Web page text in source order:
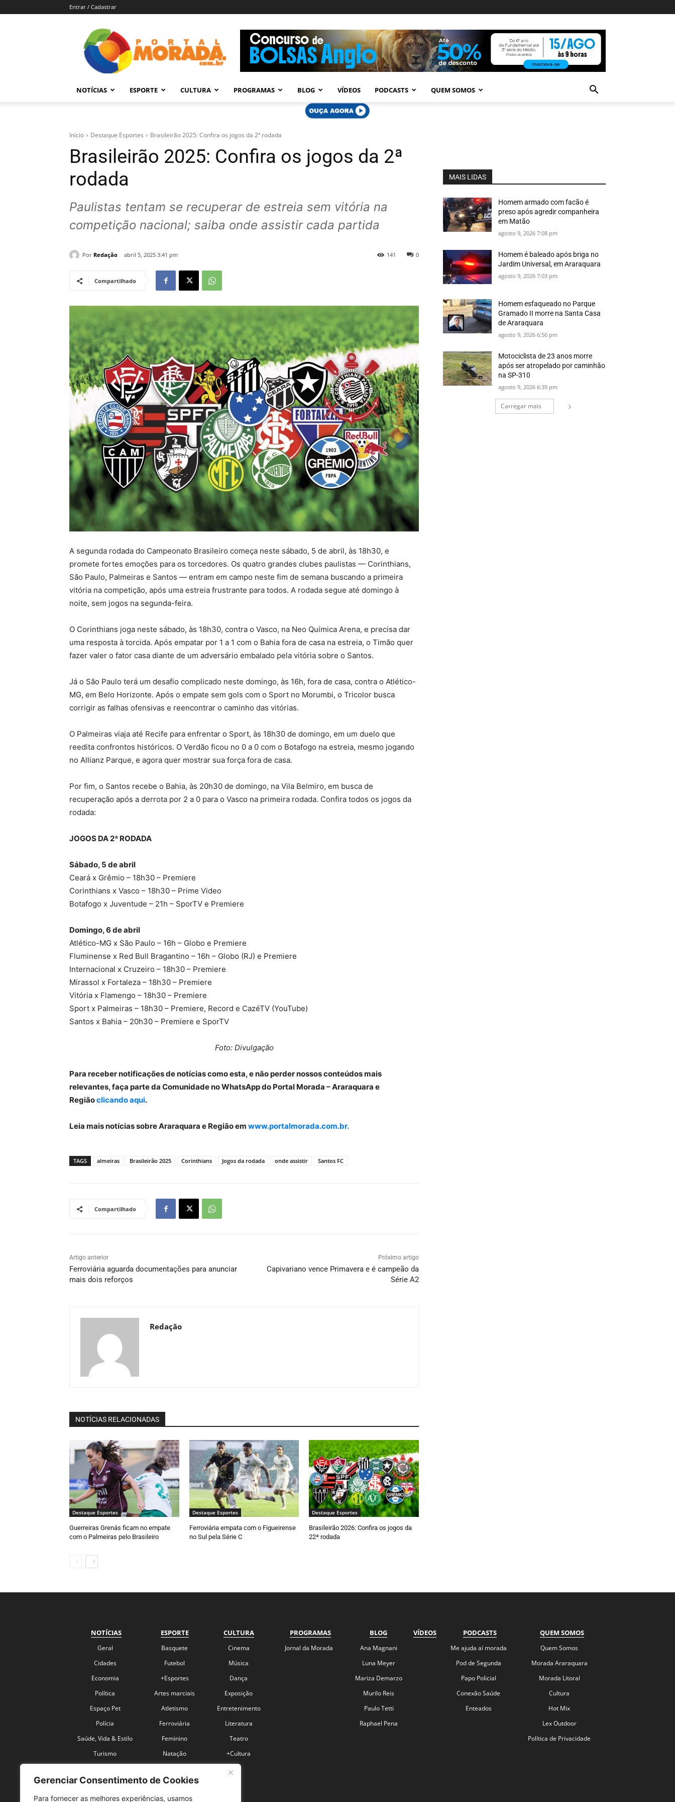
Gerenciar Consentimento de Cookies
Para fornecer as melhores experiências, usamos
Entrar / Cadastrar
Morada
–
Araraquara
NOTÍCIAS ESPORTE CULTURA PROGRAMAS BLOG VÍDEOS PODCASTS QUEM SOMOS
Início Destaque Esportes Brasileirão 2025: Confira os jogos da 2ª rodada
Brasileirão 2025: Confira os jogos da 2ª
rodada
Paulistas tentam se recuperar de estreia sem vitória na
competição nacional; saiba onde assistir cada partida
Por Redação abril 5, 2025 3:41 pm 0
141
Compartilhado
A segunda rodada do Campeonato Brasileiro começa neste sábado, 5 de abril, às 18h30, e
promete fortes emoções para os torcedores. Os quatro grandes clubes paulistas — Corinthians,
São Paulo, Palmeiras e Santos — entram em campo neste fim de semana buscando a primeira
vitória na competição, após uma estreia frustrante para todos. A rodada segue até domingo à
noite, sem jogos na segunda-feira.
O Corinthians joga neste sábado, às 18h30, contra o Vasco, na Neo Química Arena, e precisa dar
uma resposta à torcida. Após empatar por 1 a 1 com o Bahia fora de casa na estreia, o Timão quer
fazer valer o fator casa diante de um adversário embalado pela vitória sobre o Santos.
Já o São Paulo terá um desafio complicado neste domingo, às 16h, fora de casa, contra o Atlético-
MG, em Belo Horizonte. Após o empate sem gols com o Sport no Morumbi, o Tricolor busca
corrigir as falhas ofensivas e reencontrar o caminho das vitórias.
O Palmeiras viaja até Recife para enfrentar o Sport, às 18h30 de domingo, em um duelo que
reedita confrontos históricos. O Verdão ficou no 0 a 0 com o Botafogo na estreia, mesmo jogando
no Allianz Parque, e agora quer mostrar sua força fora de casa.
Por fim, o Santos recebe o Bahia, às 20h30 de domingo, na Vila Belmiro, em busca de
recuperação após a derrota por 2 a 0 para o Vasco na primeira rodada. Confira todos os jogos da
rodada:
JOGOS DA 2ª RODADA
Sábado, 5 de abril
Ceará x Grêmio – 18h30 – Premiere
Corinthians x Vasco – 18h30 – Prime Video
Botafogo x Juventude – 21h – SporTV e Premiere
Domingo, 6 de abril
Atlético-MG x São Paulo – 16h – Globo e Premiere
Fluminense x Red Bull Bragantino – 16h – Globo (RJ) e Premiere
Internacional x Cruzeiro – 18h30 – Premiere
Mirassol x Fortaleza – 18h30 – Premiere
Vitória x Flamengo – 18h30 – Premiere
Sport x Palmeiras – 18h30 – Premiere, Record e CazéTV (YouTube)
Santos x Bahia – 20h30 – Premiere e SporTV
Foto: Divulgação
Para receber notificações de notícias como esta, e não perder nossos conteúdos mais
relevantes, faça parte da Comunidade no WhatsApp do Portal Morada – Araraquara e
Regiãoclicando aqui.
Leia mais notícias sobre Araraquara e Região em www.portalmorada.com.br.
TAGS almeiras Brasileirão 2025 Corinthians Jogos da rodada onde assistir Santos FC
Compartilhado
Artigo anterior
Ferroviária aguarda documentações para anunciar
mais dois reforços
Próximo artigo
Capivariano vence Primavera e é campeão da
Série A2
Redação
NOTÍCIAS RELACIONADAS
Destaque Esportes
Guerreiras Grenás ficam no empate
com o Palmeiras pelo Brasileiro
Destaque Esportes
Ferroviária empata com o Figueirense
no Sul pela Série C
Destaque Esportes
Brasileirão 2026: Confira os jogos da
22ª rodada
MAIS LIDAS
Homem armado com facão é
preso após agredir companheira
em Matão
agosto 9, 2026 7:08 pm
Homem é baleado após briga no
Jardim Universal, em Araraquara
agosto 9, 2026 7:03 pm
Homem esfaqueado no Parque
Gramado II morre na Santa Casa
de Araraquara
agosto 9, 2026 6:56 pm
Motociclista de 23 anos morre
após ser atropelado por caminhão
na SP-310
agosto 9, 2026 6:39 pm
Carregar mais
NOTÍCIAS
Geral
Cidades
Economia
Política
Espaço Pet
Polícia
Saúde, Vida & Estilo
Turismo
ESPORTE
Basquete
Futebol
+Esportes
Artes marciais
Atletismo
Ferroviária
Feminino
Natação
CULTURA
Cinema
Música
Dança
Exposição
Entretenimento
Literatura
Teatro
+Cultura
PROGRAMAS
Jornal da Morada
BLOG
Ana Magnani
Luna Meyer
Mariza Demarzo
Murilo Reis
Paulo Tetti
Raphael Pena
VÍDEOS PODCASTS
Me ajuda aí morada
Pod de Segunda
Papo Policial
Conexão Saúde
Enteados
QUEM SOMOS
Quem Somos
Morada Araraquara
Morada Litoral
Cultura
Hot Mix
Lex Outdoor
Política de Privacidade